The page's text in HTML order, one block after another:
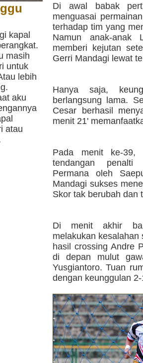
kapal
masih
untuk
lebih
aku
atau
Di awal babak
menguasai
terhadap tim yang
Namun anak-anak
memberi kejutan
Gerri Mandagi lewat
Hanya saja,
berlangsung lama.
Cesar berhasil
menit 21'
Pada menit ke-39,
tendangan penalti
Permana oleh
Mandagi sukses
Skor tak berubah dan
Di menit akhir
melakukan
hasil crossing Andre
di depan mulut
Yusgiantoro. Tuan
dengan keunggulan